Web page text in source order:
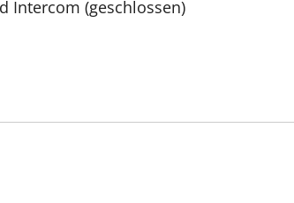
Intercom (geschlossen)